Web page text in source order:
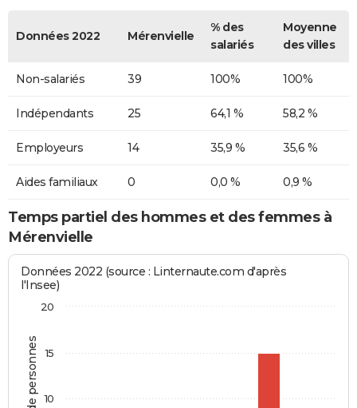
Données 2022 Mérenvielle
% des
salariés
Moyenne
des villes
Non-salariés 39 100% 100%
Indépendants 25 64,1 % 58,2 %
Employeurs 14 35,9 % 35,6 %
Aides familiaux 0 0,0 % 0,9 %
Temps partiel des hommes et des femmes à
Mérenvielle
Données 2022 (source : Linternaute.com d'après
l'Insee)
10
15
20